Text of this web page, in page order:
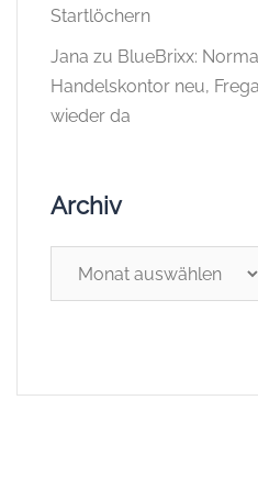
Startlöchern
Jana zu BlueBrixx:
Handelskontor neu,
wieder da
Archiv